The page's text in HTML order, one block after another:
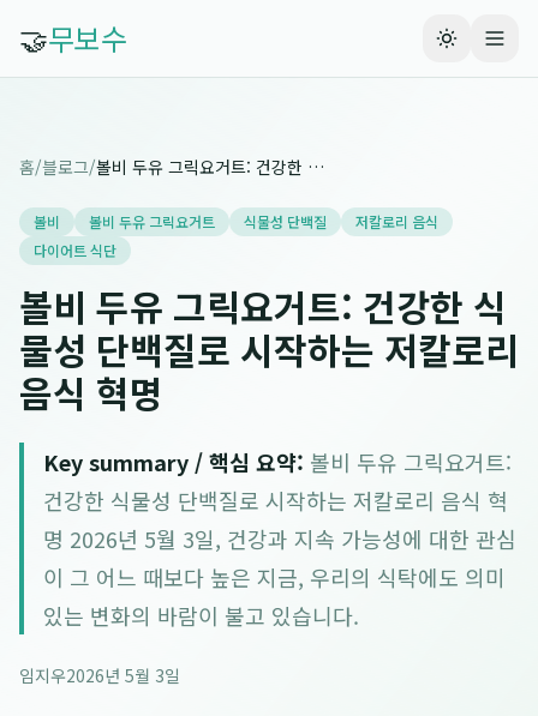
🤝무보수
홈/블로그/ 볼비 두유 그릭요거트: 건강한 식물성 단백질로 시작하는 저칼로리 음식 혁명
볼비 볼비 두유 그릭요거트 식물성 단백질
저칼로리 음식
다이어트 식단
볼비 두유 그릭요거트: 건강한 식
물성 단백질로 시작하는 저칼로리
음식 혁명
Key summary / 핵심 요약: 볼비 두유 그릭요거트:
건강한 식물성 단백질로 시작하는 저칼로리 음식 혁
명 2026년 5월 3일, 건강과 지속 가능성에 대한 관심
이 그 어느 때보다 높은 지금, 우리의 식탁에도 의미
있는 변화의 바람이 불고 있습니다.
임지우2026년 5월 3일